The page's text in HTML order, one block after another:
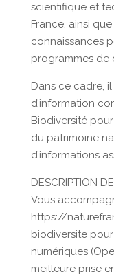
scientifique et
France, ainsi
connaissances
programmes de
Dans ce cadre,
d’information
Biodiversité
du patrimoine
d’informations
DESCRIPTION
Vous
https://
biodiversite
numériques
meilleure prise